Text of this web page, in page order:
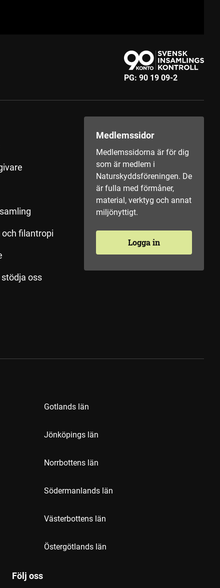
PG: 90 19 09-2
filantropi
oss
Medlemssidor
Medlemssidorna är för dig
som är medlem i
Naturskyddsföreningen. De
är fulla med förmåner,
material, verktyg och annat
miljönyttigt.
Logga in
Gotlands län
Jönköpings län
Norrbottens län
Södermanlands län
Västerbottens län
Östergötlands län
Följ oss